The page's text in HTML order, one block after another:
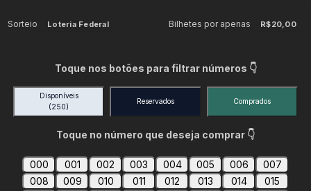
Sorteio Loteria Federal Bilhetes por apenas R$20,00
Toque nos botões para filtrar números 👇
Disponíveis
(250)
Reservados Comprados
Toque no número que deseja comprar 👇
000 001 002 003 004 005 006
007
008
009 010 011 012 013 014
015